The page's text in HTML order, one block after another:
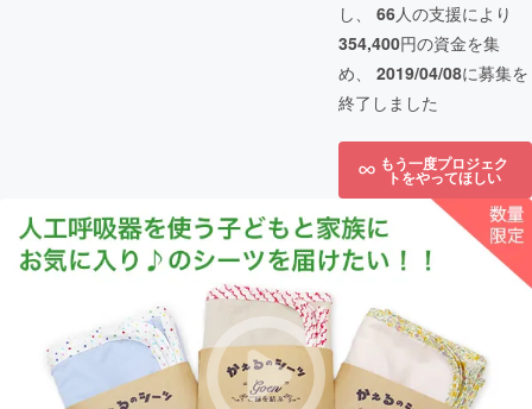
し、 66人の支援により
354,400円の資金を集
め、 2019/04/08に募集を
終了しました
もう一度プロジェク
トをやってほしい